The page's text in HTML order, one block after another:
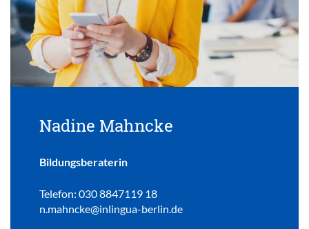
Nadine Mahncke
Bildungsberaterin
Telefon: 030 8847119 18
n.mahncke@inlingua-berlin.de